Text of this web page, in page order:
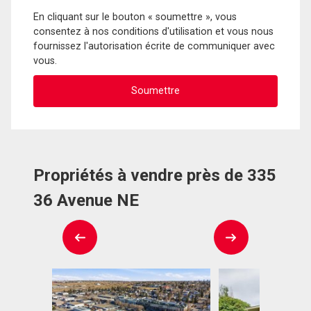
En cliquant sur le bouton « soumettre », vous
consentez à nos conditions d'utilisation et vous nous
fournissez l'autorisation écrite de communiquer avec
vous.
Propriétés à vendre près de 335
36 Avenue NE